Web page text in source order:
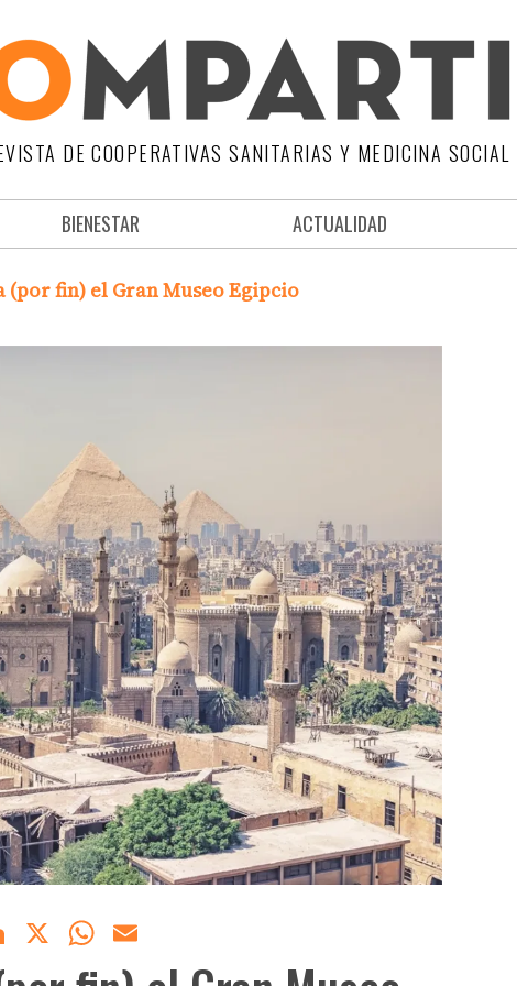
DE COOPERATIVAS SANITARIAS Y MEDICINA SOCIAL
BIENESTAR ACTUALIDAD
fin) el Gran Museo Egipcio
LinkedIn
X WhatsApp